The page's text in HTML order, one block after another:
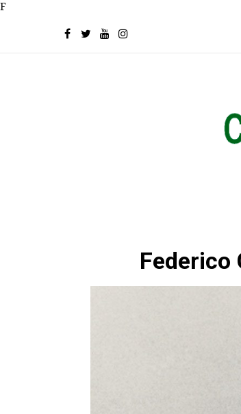
F
Federico